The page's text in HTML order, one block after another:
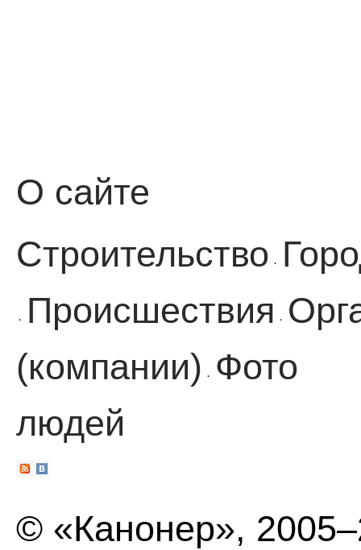
О сайте
Строительство ·
· Происшествия ·
(компании)
·
Фото
людей
© «Канонер»,